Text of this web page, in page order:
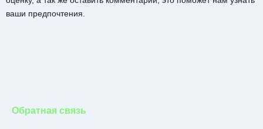
ваши предпочтения.
Обратная связь